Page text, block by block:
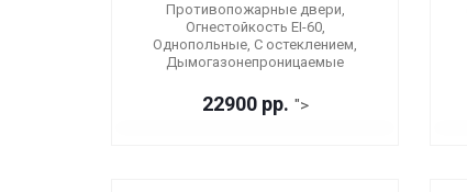
Противопожарные двери,
Огнестойкость EI-60,
Однопольные, С остеклением,
Дымогазонепроницаемые
22900 рр. ">